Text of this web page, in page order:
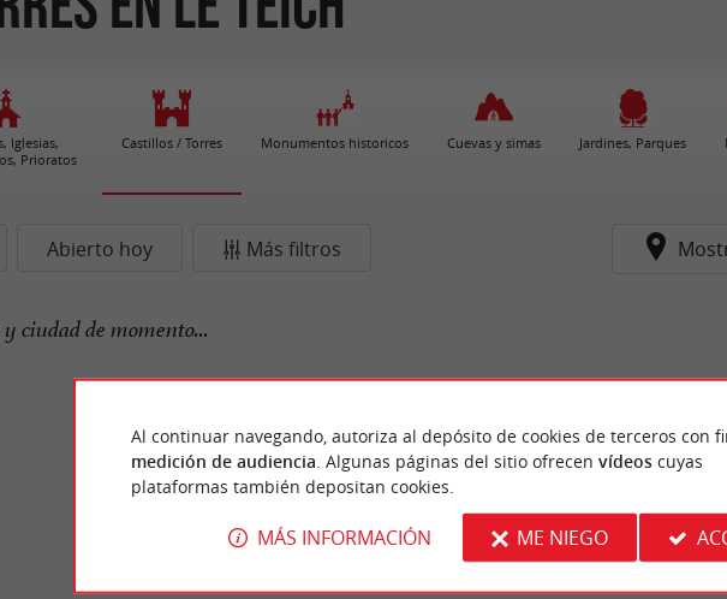
Iglesias,
Prioratos
Castillos / Torres Monumentos historicos Cuevas y simas Jardines, Parques
Abierto hoy Más filtros
ciudad de momento...
Al continuar navegando, autoriza al depósito de cookies de terceros con
medición de audiencia . Algunas páginas del sitio ofrecen vídeoscuyas
plataformas también depositan cookies.
MÁS INFORMACIÓN ME NIEGO